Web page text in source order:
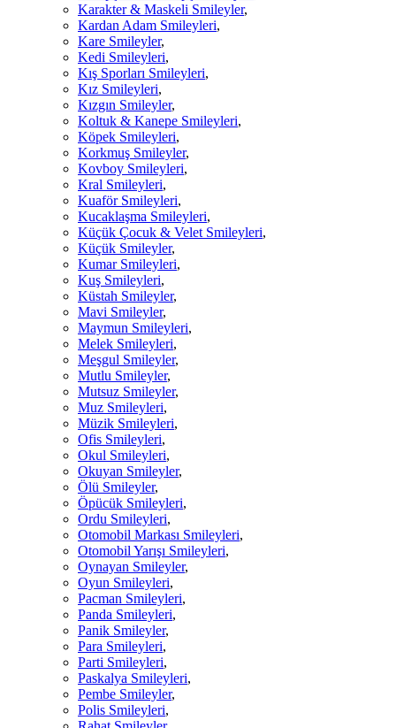
Karakter & Maskeli Smileyler,
Kardan Adam Smileyleri,
Kare Smileyler,
Kedi Smileyleri,
Kış Sporları Smileyleri,
Kız Smileyleri,
Kızgın Smileyler,
Koltuk & Kanepe Smileyleri,
Köpek Smileyleri,
Korkmuş Smileyler,
Kovboy Smileyleri,
Kral Smileyleri,
Kuaför Smileyleri,
Kucaklaşma Smileyleri,
Küçük Çocuk & Velet Smileyleri,
Küçük Smileyler,
Kumar Smileyleri,
Kuş Smileyleri,
Küstah Smileyler,
Mavi Smileyler,
Maymun Smileyleri,
Melek Smileyleri,
Meşgul Smileyler,
Mutlu Smileyler,
Mutsuz Smileyler,
Muz Smileyleri,
Müzik Smileyleri,
Ofis Smileyleri,
Okul Smileyleri,
Okuyan Smileyler,
Ölü Smileyler,
Öpücük Smileyleri,
Ordu Smileyleri,
Otomobil Markası Smileyleri,
Otomobil Yarışı Smileyleri,
Oynayan Smileyler,
Oyun Smileyleri,
Pacman Smileyleri,
Panda Smileyleri,
Panik Smileyler,
Para Smileyleri,
Parti Smileyleri,
Paskalya Smileyleri,
Pembe Smileyler,
Polis Smileyleri,